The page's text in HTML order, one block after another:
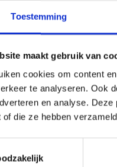
Toestemming
maakt gebruik van
cookies om content
te analyseren. Ook
en analyse.
of die ze hebben
24% korting